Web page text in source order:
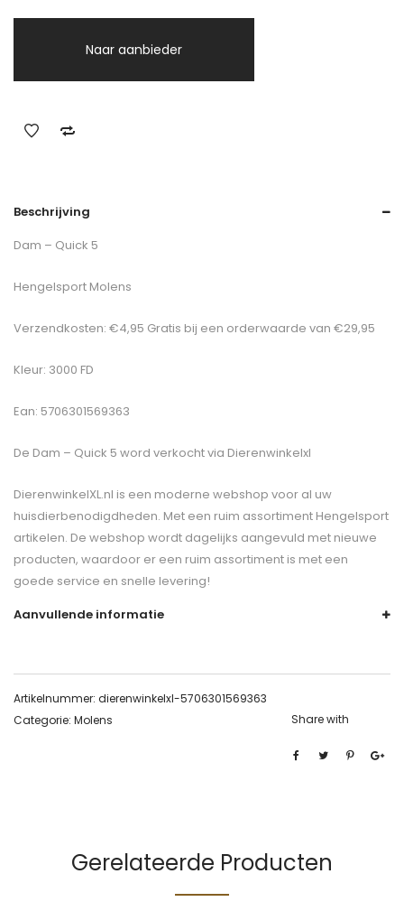
Naar aanbieder
Beschrijving
Dam – Quick 5
Hengelsport Molens
Verzendkosten: €4,95 Gratis bij een orderwaarde van €29,95
Kleur: 3000 FD
Ean: 5706301569363
De Dam – Quick 5 word verkocht via Dierenwinkelxl
DierenwinkelXL.nl is een moderne webshop voor al uw
huisdierbenodigdheden. Met een ruim assortiment Hengelsport
artikelen. De webshop wordt dagelijks aangevuld met nieuwe
producten, waardoor er een ruim assortiment is met een
goede service en snelle levering!
Aanvullende informatie
Artikelnummer: dierenwinkelxl-5706301569363
Categorie: Molens Share with
Gerelateerde Producten